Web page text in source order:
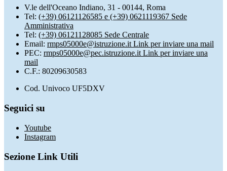
V.le dell'Oceano Indiano, 31 - 00144, Roma
Tel: (+39) 06121126585 e (+39) 0621119367 Sede
Amministrativa
Tel: (+39) 06121128085 Sede Centrale
Email: rmps05000e@istruzione.it Link per inviare una mail
PEC: rmps05000e@pec.istruzione.it Link per inviare una
mail
C.F.: 80209630583
Cod. Univoco UF5DXV
Seguici su
Youtube
Instagram
Sezione Link Utili